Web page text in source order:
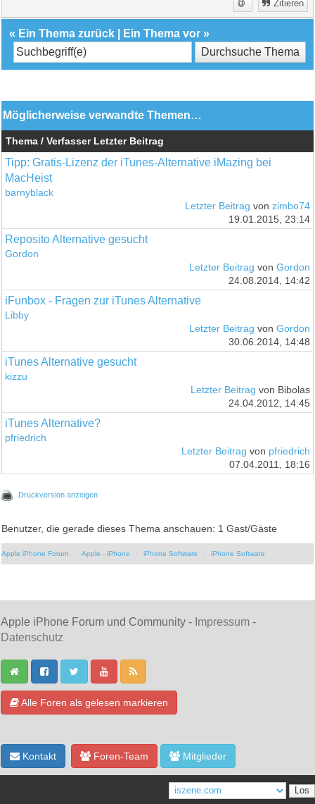
Zitieren
« Ein Thema zurück Ein Thema vor »
Möglicherweise verwandte Themen…
Thema / Verfasser Letzter Beitrag
Tipp: Gratis-Lizenz der iTunes-Alternative iMazing bei
MacHeist
barnyblack
Letzter Beitrag von zimbo74
19.01.2015, 23:14
Reposito Alternative gesucht
Gordon
Letzter Beitrag von Gordon
24.08.2014, 14:42
iFunbox - Fragen zur iTunes Alternative
Libby
Letzter Beitrag von Gordon
30.06.2014, 14:48
iTunes Alternative gesucht
kizzu
Letzter Beitrag von Bibolas
24.04.2012, 14:45
iTunes Alternative?
pfriedrich
Letzter Beitrag von pfriedrich
07.04.2011, 18:16
Druckversion anzeigen
Benutzer, die gerade dieses Thema anschauen: 1 Gast/Gäste
Apple iPhone Forum Apple - iPhone iPhone Software iPhone Software
Apple iPhone Forum und Community - Impressum -
Datenschutz
Alle Foren als gelesen markieren
Kontakt Foren-Team Mitglieder